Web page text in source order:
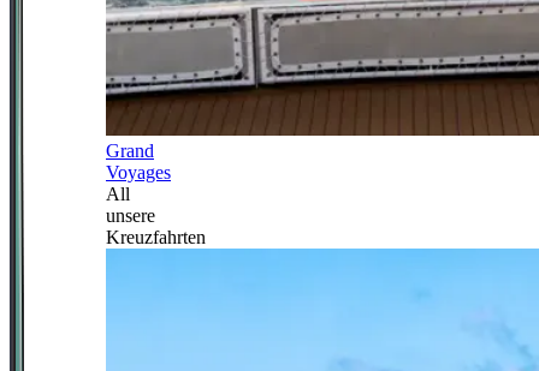
Grand
Voyages
All
unsere
Kreuzfahrten